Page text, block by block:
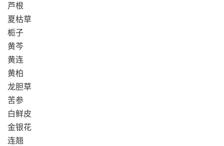
芦根
夏枯草
栀子
黄芩
黄连
黄柏
龙胆草
苦参
白鲜皮
金银花
连翘